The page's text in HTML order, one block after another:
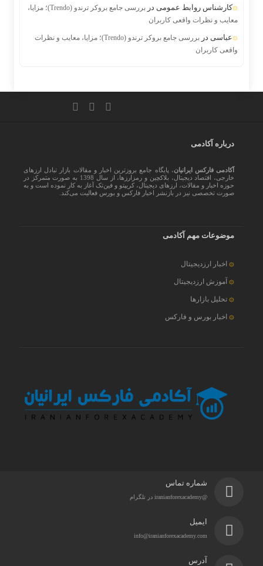
کارشناس روابط عمومی در
بررسی جامع بروکر ترندو (Trendo)؛ مزایا،
معایب و نظرات واقعی کاربران
عباسی در
بررسی جامع بروکر ترندو (Trendo)؛ مزایا، معایب و نظرات
واقعی کاربران
درباره آکادمی
آکادمی فارکس ایرانیان، پایگاه جامع بروزترین اخبار و مقالات بازار تبادل ارزهای
خارجی، اقتصاد دیجیتال، بلاکچین و رمزارزها، از سال 1398 به صورت متمرکز در
حوزه اخبار و مقالات، ارزهای‌ دیجیتال، کریپتو و فین‌تک آغاز به کار نموده است و به
صورت تخصصی نیز در بازنشر اخبار فارکس و بورس فعالیت می‌کند.
موضوعات مهم آکادمی
اخبار ارزدیجیتال
آموزش ارزدیجیتال
تحلیل بازارها
اخبار بورس و فارکس
شماره تماس
@iranianforexacademy در تلگرام
ایمیل
info@iranianforexacademy.com
آدرس